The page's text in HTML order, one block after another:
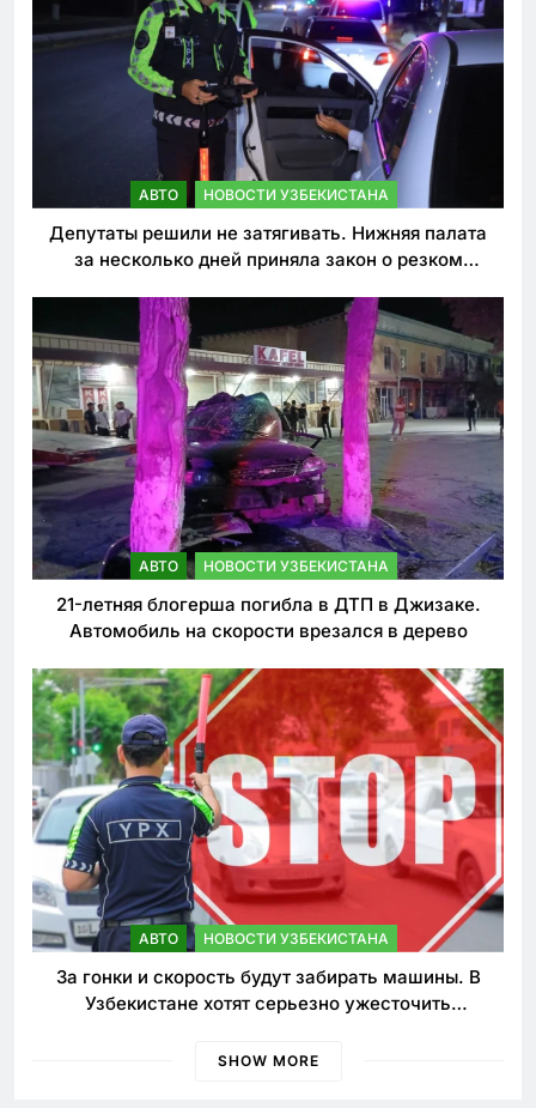
АВТО НОВОСТИ УЗБЕКИСТАНА
Депутаты решили не затягивать. Нижняя палата
за несколько дней приняла закон о резком
АВТО НОВОСТИ УЗБЕКИСТАНА
21-летняя блогерша погибла в ДТП в Джизаке.
Автомобиль на скорости врезался в дерево
АВТО НОВОСТИ УЗБЕКИСТАНА
За гонки и скорость будут забирать машины. В
Узбекистане хотят серьезно ужесточить
SHOW MORE